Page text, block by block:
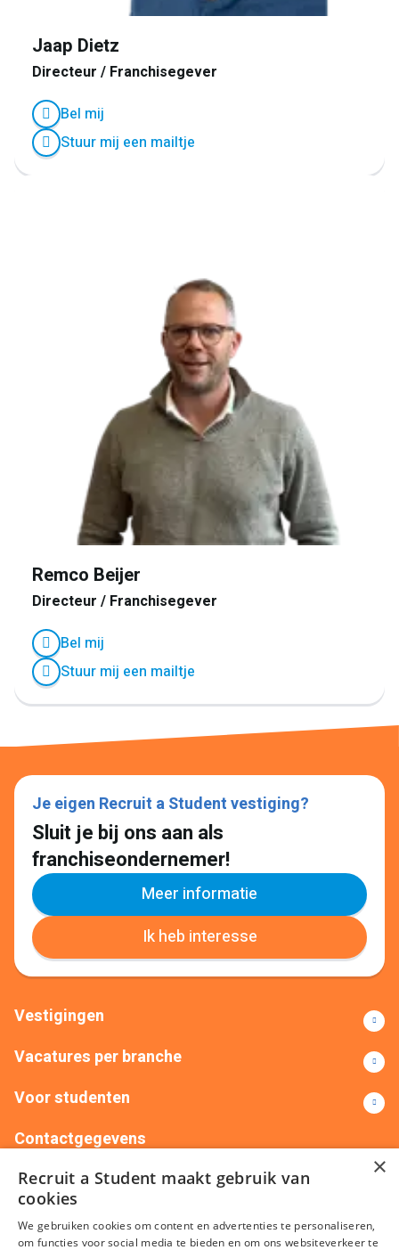
Jaap Dietz
Directeur / Franchisegever
Bel mij
Stuur mij een mailtje
Remco Beijer
Directeur / Franchisegever
Bel mij
Stuur mij een mailtje
Je eigen Recruit a Student vestiging?
Sluit je bij ons aan als
franchiseondernemer!
Meer informatie
Ik heb interesse
Vestigingen
Vacatures per branche
Voor studenten
Contactgegevens
+31(0)88 522 00 76
info@recruitastudent.nl
Alle vestigingen
×
Recruit a Student maakt gebruik van
cookies
We gebruiken cookies om content en advertenties te personaliseren,
om functies voor social media te bieden en om ons websiteverkeer te